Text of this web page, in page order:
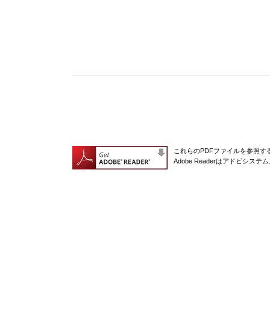
これらのPDFファイルを参照す
Adobe Readerはアドビシステ